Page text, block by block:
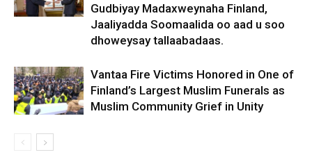
Gudbiyay Madaxweynaha Finland,
Jaaliyadda Soomaalida oo aad u soo
dhoweysay tallaabadaas.
Vantaa Fire Victims Honored in One of
Finland’s Largest Muslim Funerals as
Muslim Community Grief in Unity